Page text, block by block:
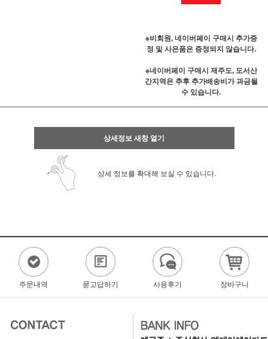
※비회원, 네이버페이 구매시 추가증
정 및 사은품은 증정되지 않습니다.
※네이버페이 구매시 제주도, 도서산
간지역은 추후 추가배송비가 과금될
수 있습니다.
상세정보 새창 열기
상세 정보를 확대해 보실 수 있습니다.
주문내역 묻고답하기 사용후기 장바구니